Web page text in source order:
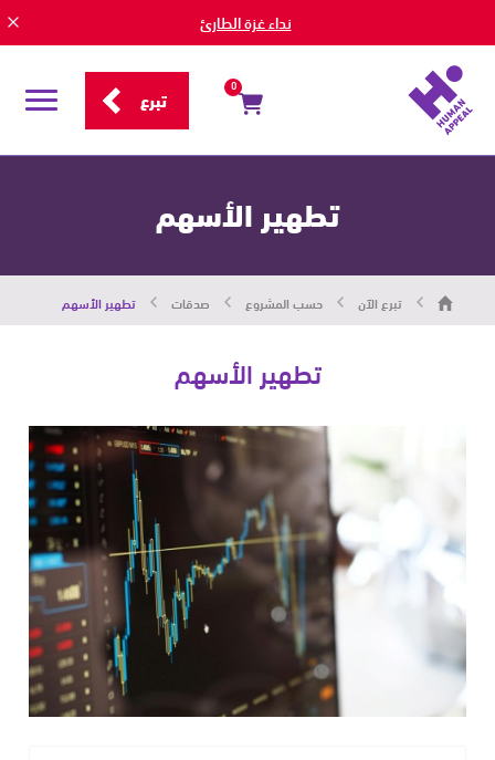
نداء غزة الطارئ
0 تبرع
قائمة
تطهير الأسهم
هيومان
أبيل
|
تبرع الآن حسب المشروع صدقات تطهير الأسهم
تطهير الأسهم